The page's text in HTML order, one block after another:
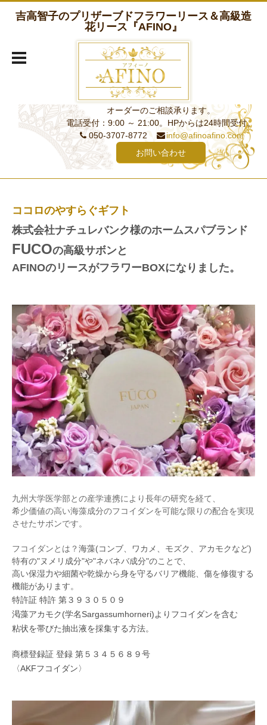
吉高智子のプリザーブドフラワーリース＆高級造
花リース『AFINO』
オーダーのご相談承ります。
電話受付：9:00 ～ 21:00。HPからは24時間受付。
050-3707-8772
info@afinoafino.com
お問い合わせ
ココロのやすらぐギフト
株式会社ナチュレバンク様のホームスパブランド
FUCOの高級サボンと
AFINOのリースがフラワーBOXになりました。
九州大学医学部との産学連携により長年の研究を経て、
希少価値の高い海藻成分のフコイダンを可能な限りの配合を実現
させたサボンです。
フコイダンとは？海藻(コンブ、ワカメ、モズク、アカモクなど)
特有の"ヌメリ成分"や"ネバネバ成分"のことで、
高い保湿力や細菌や乾燥から身を守るバリア機能、傷を修復する
機能があります。
特許証 特許 第３９３０５０９
渇藻アカモク(学名Sargassumhorneri)よりフコイダンを含む
粘状を帯びた抽出液を採集する方法。
商標登録証 登録 第５３４５６８９号
〈AKFフコイダン〉